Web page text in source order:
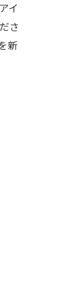
イ
さ
新